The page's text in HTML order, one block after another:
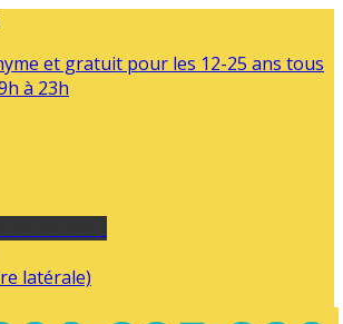
et gratuit pour les 12-25 ans tous
à 23h
latérale)